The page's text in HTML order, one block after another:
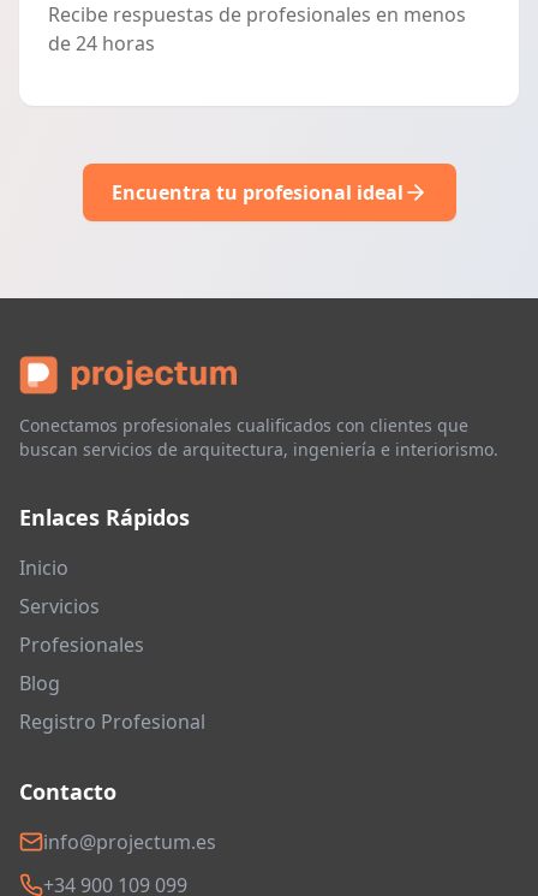
Recibe respuestas de profesionales en menos
de 24 horas
Encuentra tu profesional ideal
Conectamos profesionales cualificados con clientes que
buscan servicios de arquitectura, ingeniería e interiorismo.
Enlaces Rápidos
Inicio
Servicios
Profesionales
Blog
Registro Profesional
Contacto
info@projectum.es
+34 900 109 099